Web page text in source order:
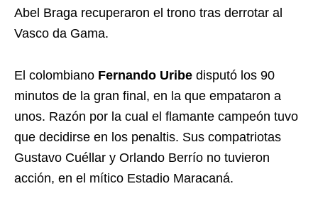
Abel Braga recuperaron el trono tras derrotar al
Vasco da Gama.
El colombiano Fernando Uribe disputó los 90
minutos de la gran final, en la que empataron a
unos. Razón por la cual el flamante campeón tuvo
que decidirse en los penaltis. Sus compatriotas
Gustavo Cuéllar y Orlando Berrío no tuvieron
acción, en el mítico Estadio Maracaná.